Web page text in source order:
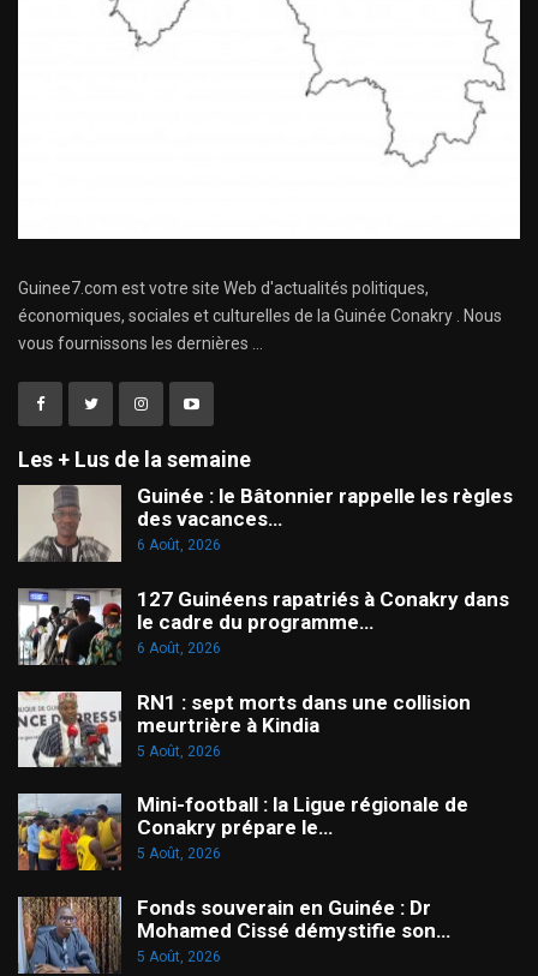
Guinee7.com est votre site Web d'actualités politiques,
économiques, sociales et culturelles de la Guinée Conakry . Nous
vous fournissons les dernières ...
Les + Lus de la semaine
Guinée : le Bâtonnier rappelle les règles
des vacances…
6 Août, 2026
127 Guinéens rapatriés à Conakry dans
le cadre du programme…
6 Août, 2026
RN1 : sept morts dans une collision
meurtrière à Kindia
5 Août, 2026
Mini-football : la Ligue régionale de
Conakry prépare le…
5 Août, 2026
Fonds souverain en Guinée : Dr
Mohamed Cissé démystifie son…
5 Août, 2026